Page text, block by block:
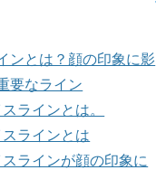
ンとは？顔の印象に影
要なライン
ラインとは。
ラインとは
ラインが顔の印象に